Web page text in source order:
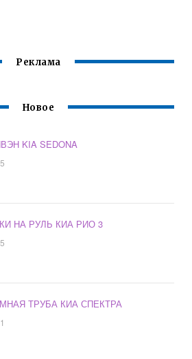
Реклама
Новое
KIA SEDONA
НА РУЛЬ КИА РИО 3
ТРУБА КИА СПЕКТРА